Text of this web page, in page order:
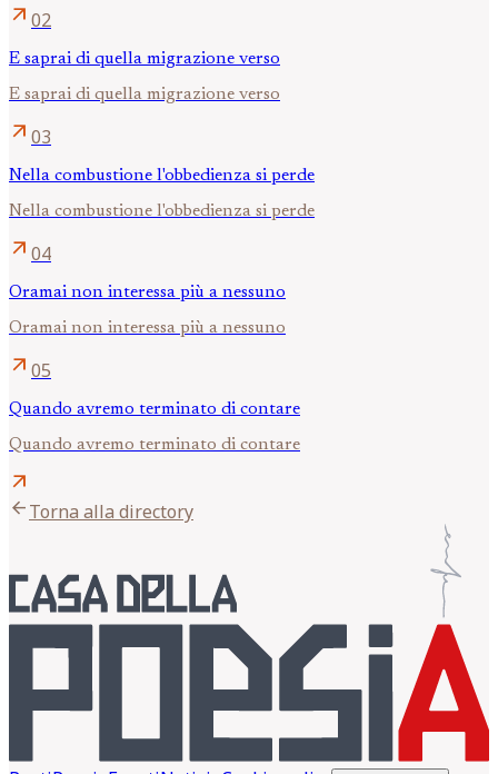
arrow_outward 02
E saprai di quella migrazione verso
E saprai di quella migrazione verso
arrow_outward 03
Nella combustione l'obbedienza si perde
Nella combustione l'obbedienza si perde
arrow_outward 04
Oramai non interessa più a nessuno
Oramai non interessa più a nessuno
arrow_outward 05
Quando avremo terminato di contare
Quando avremo terminato di contare
arrow_outward
arrow_backTorna alla directory